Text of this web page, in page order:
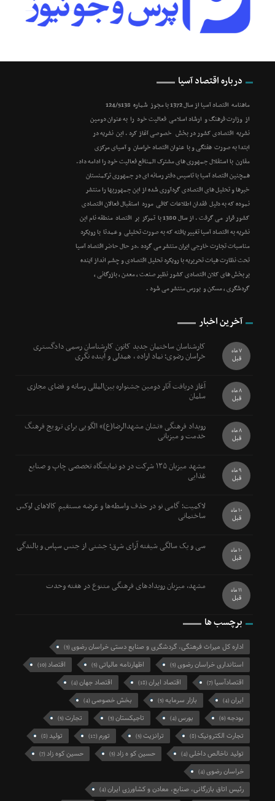
درباره اقتصاد آسیا
ماهنامه اقتصاد آسیا از سال 1372 با مجوز شماره 124/5138
از وزارت فرهنگ و ارشاد اسلامی فعالیت خود را به عنوان دومین
نشریه اقتصادی کشور در بخش خصوصی آغاز کرد . این نشریه در
ابتدا به صورت هفتگی و با عنوان اقتصاد خراسان و آسیای مرکزی
مقارن با استقلال جمهوری های مشترک المنافع فعالیت خود را ادامه داد.
همچنین اقتصاد آسیا با تاسیس دفتر رسانه ای در جمهوری ترکمنستان
خبرها و تحلیل های اقتصادی گردآوری شده از این جمهوریها را منتشر
نموده که به دلیل فقدان اطلاعات کافی مورد استقبال فعالان اقتصادی
کشور قرار می گرفت . از سال 1380 با تمرکز بر اقتصاد منطقه نام این
نشریه به اقتصاد آسیا تغییر یافته که به صورت تحلیلی و عمدتا با رویکرد
مناسبات تجارت خارجی ایران منتشر می گردد .در حال حاضر اقتصاد آسیا
تحت نظارت هیات تحریریه با رویکرد تحلیل اقتصادی و چشم انداز آینده
بر بخش های کلان اقتصادی کشور نظیر صنعت ، معدن ، بازرگانی ،
گردشگری ، مسکن و بورس منتشر می شود .
آخرین اخبار
کارشناسان ساختمان جدید کانون کارشناسان رسمی دادگستری
خراسان رضوی؛ نماد اراده ، همدلی و آینده نگری 7 ماه
قبل
آغاز دریافت آثار دومین جشنواره بین‌المللی رسانه و فضای مجازی
سلمان 8 ماه
قبل
رویداد فرهنگی «نشان مشهدالرضا(ع)» الگویی برای ترویج فرهنگ
خدمت و میزبانی 8 ماه
قبل
مشهد میزبان ۱۳۵ شرکت در دو نمایشگاه تخصصی چاپ و صنایع
غذایی 9 ماه
قبل
لاکمیت؛ گامی نو در حذف واسطه‌ها و عرضه مستقیم کالاهای لوکس
ساختمانی 10 ماه
قبل
سی و یک سالگی شیفته آرای شرق؛ جشنی از جنس سپاس و بالندگی 10 ماه
قبل
مشهد، میزبان رویدادهای فرهنگی متنوع در هفته وحدت 11 ماه
قبل
برچسب ها
اداره کل میراث فرهنگی، گردشگری و صنایع دستی خراسان رضوی(3)
استانداری خراسان رضوی(5) اظهارنامه مالیاتی(5) اقتصاد(10)
اقتصادآسیا (7) اقتصاد ایران(18) اقتصاد جهان(4)
ایران(4) بازار سرمایه(5) بخش خصوصی(4)
بودجه(6) بورس(4) تاجیکستان(3) تجارت(5)
تجارت الکترونیک(8) ترانزیت(5) تورم(12) تولید(8)
تولید ناخالص داخلی(4) حسین کو ه زاد(5) حسین کوه زاد(7)
خراسان رضوی(4)
رئیس اتاق بازرگانی، صنایع، معادن و کشاورزی ایران(4)